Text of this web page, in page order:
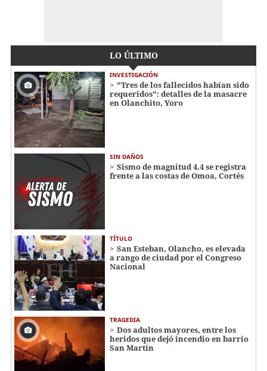
LO ÚLTIMO
INVESTIGACIÓN
"Tres de los fallecidos habían sido
requeridos": detalles de la masacre
en Olanchito, Yoro
SIN DAÑOS
Sismo de magnitud 4.4 se registra
frente a las costas de Omoa, Cortés
TÍTULO
San Esteban, Olancho, es elevada
a rango de ciudad por el Congreso
Nacional
TRAGEDIA
Dos adultos mayores, entre los
heridos que dejó incendio en barrio
San Martín